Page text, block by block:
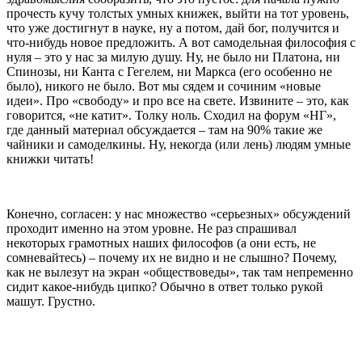
прочесть кучу толстых умных книжек, выйти на тот уровень,
что уже достигнут в науке, ну а потом, дай бог, получится и
что-нибудь новое предложить. А вот самодельная философия с
нуля – это у нас за милую душу. Ну, не было ни Платона, ни
Спинозы, ни Канта с Гегелем, ни Маркса (его особенно не
было), никого не было. Вот мы сядем и сочиним «новые
идеи». Про «свободу» и про все на свете. Извините – это, как
говорится, «не катит». Толку ноль. Сходил на форум «НГ»,
где данный материал обсуждается – там на 90% такие же
чайники и самоделкины. Ну, некогда (или лень) людям умные
книжки читать!
Конечно, согласен: у нас множество «серьезных» обсуждений
проходит именно на этом уровне. Не раз спрашивал
некоторых грамотных наших философов (а они есть, не
сомневайтесь) – почему их не видно и не слышно? Почему,
как не вылезут на экран «обществоведы», так там непременно
сидит какое-нибудь ципко? Обычно в ответ только рукой
машут. Грустно.